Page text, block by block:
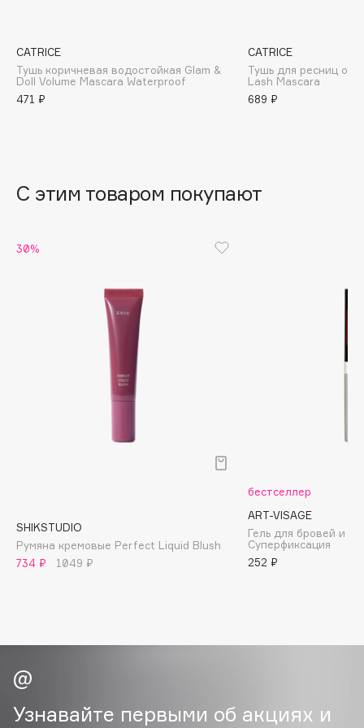
Baffy
Beauty Bomb
beautyblender
Beverly Hills Polo Club
BOOMSHOP
BORK
CATRICE
Тушь коричневая водостойкая Glam &
Doll Volume Mascara Waterproof
471 ₽
CATRICE
Тушь для ресниц
Lash Mascara
689 ₽
С этим товаром покупают
30%
SHIKSTUDIO
Румяна кремовые Perfect Liquid Blush
734 ₽
1049 ₽
бестселлер
ART-VISAGE
Гель для бровей и
Суперфиксация
252 ₽
Узнавайте первыми об акциях и